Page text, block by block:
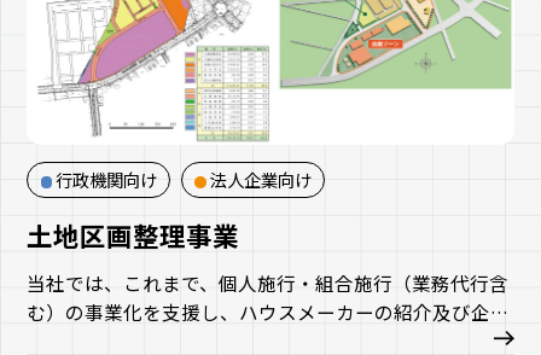
行政機関向け 法人企業向け
土地区画整理事業
当社では、これまで、個人施行・組合施行（業務代行含
む）の事業化を支援し、ハウスメーカーの紹介及び企業
誘致等の保留地販売支援や、施工管理等を含めた測量調